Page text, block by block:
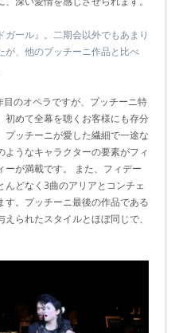
ール』。二期会以外でもあまり
が、他のプッチーニ作品と比べ
のオペラですが、プッチーニ特
初めて全幕を聴くお客様にも存分
プッチーニが愛した繊細で一途な
うなキャラクターの要素がフィ
が満載です。 また、フィデー
んどなく3曲のアリアとコンチェ
す。プッチーニ最後の作品である
られたスタイルとほぼ同じで、